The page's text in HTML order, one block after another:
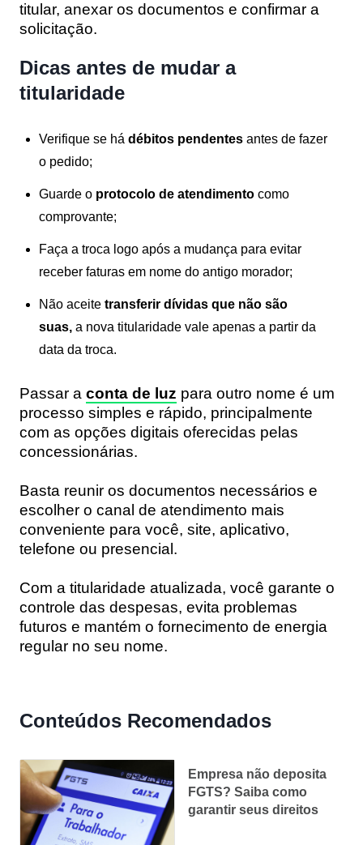
titular, anexar os documentos e confirmar a
solicitação.
Dicas antes de mudar a
titularidade
Verifique se há débitos pendentes antes de fazer
o pedido;
Guarde o protocolo de atendimento como
comprovante;
Faça a troca logo após a mudança para evitar
receber faturas em nome do antigo morador;
Não aceite transferir dívidas que não são
suas, a nova titularidade vale apenas a partir da
data da troca.
Passar a conta de luz para outro nome é um
processo simples e rápido, principalmente
com as opções digitais oferecidas pelas
concessionárias.
Basta reunir os documentos necessários e
escolher o canal de atendimento mais
conveniente para você, site, aplicativo,
telefone ou presencial.
Com a titularidade atualizada, você garante o
controle das despesas, evita problemas
futuros e mantém o fornecimento de energia
regular no seu nome.
Conteúdos Recomendados
Empresa não deposita
FGTS? Saiba como
garantir seus direitos